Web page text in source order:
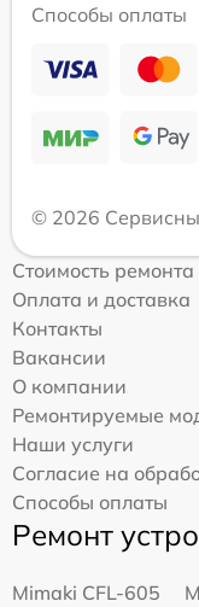
Способы оплаты
© 2026
Стоимость ремонта
Оплата и доставка
Контакты
Вакансии
О компании
Ремонтируемые
Наши услуги
Согласие на
Способы оплаты
Ремонт
Mimaki CFL-605